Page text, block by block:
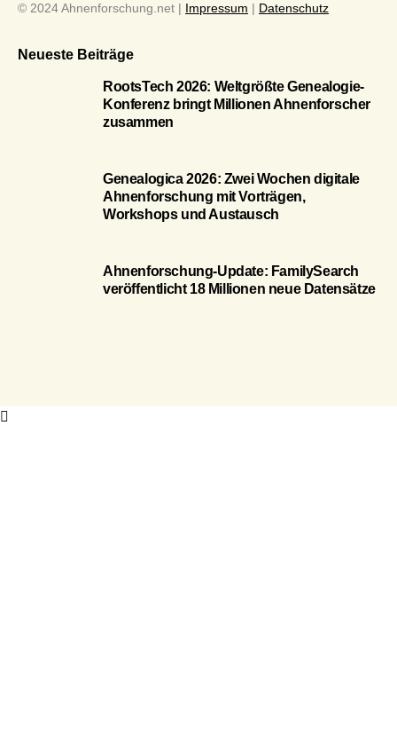
© 2024 Ahnenforschung.net | Impressum | Datenschutz
Neueste Beiträge
RootsTech 2026: Weltgrößte Genealogie-
Konferenz bringt Millionen Ahnenforscher
zusammen
Genealogica 2026: Zwei Wochen digitale
Ahnenforschung mit Vorträgen,
Workshops und Austausch
Ahnenforschung-Update: FamilySearch
veröffentlicht 18 Millionen neue Datensätze